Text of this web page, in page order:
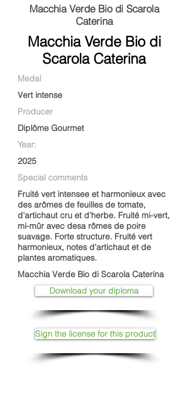
Macchia Verde Bio di Scarola
Caterina
Macchia Verde Bio di
Scarola Caterina
Medal
Vert intense
Producer
Diplôme Gourmet
Year:
2025
Special comments
Fruité vert intensee et harmonieux avec
des arômes de feuilles de tomate,
d'artichaut cru et d'herbe. Fruité mi-vert,
mi-mûr avec desa rômes de poire
suavage. Forte structure. Fruité vert
harmonieux, notes d'artichaut et de
plantes aromatiques.
Macchia Verde Bio di Scarola Caterina
Download your diploma
Sign the license for this product